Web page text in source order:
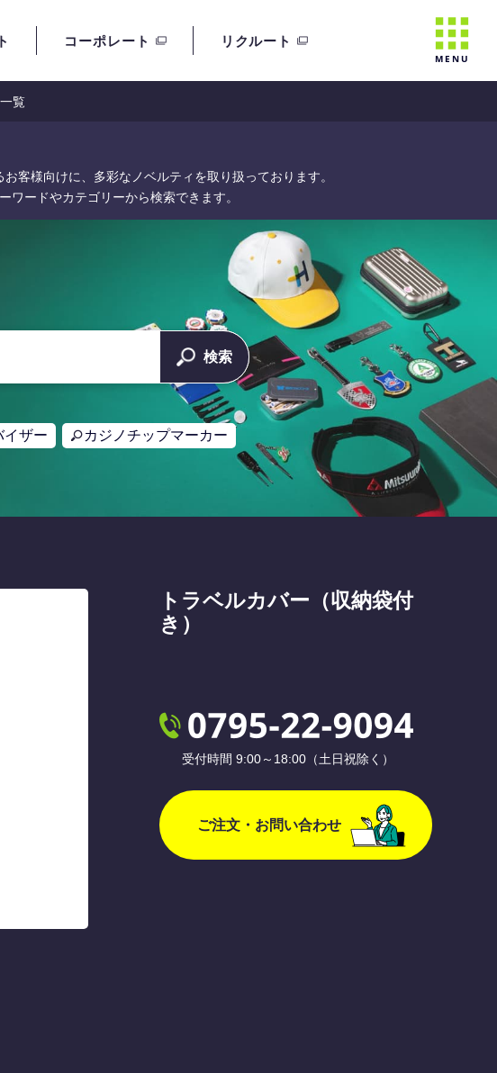
覧
コーポレート リクルート
MENU
客様向けに、多彩なノベルティを取り扱っております。
ードやカテゴリーから検索できます。
検索
イザー カジノチップマーカー
トラベルカバー（収納袋付
き）
受付時間 9:00～18:00（土日祝除く）
ご注文・お問い合わせ